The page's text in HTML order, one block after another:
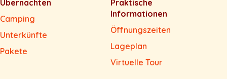
Übernachten
Camping
Unterkünfte
Pakete
Praktische
Informationen
Öffnungszeiten
Lageplan
Virtuelle Tour